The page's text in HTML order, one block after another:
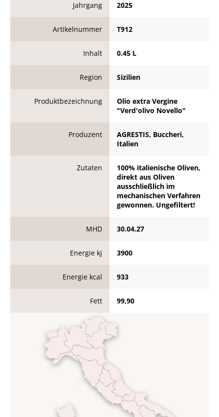
Jahrgang 2025
Artikelnummer T912
Inhalt 0.45 L
Region Sizilien
Produktbezeichnung
Olio extra Vergine
"Verd'olivo Novello"
Produzent
AGRESTIS, Buccheri,
Italien
Zutaten
100% italienische Oliven,
direkt aus Oliven
ausschließlich im
mechanischen Verfahren
gewonnen. Ungefiltert!
MHD 30.04.27
Energie kj 3900
Energie kcal 933
Fett 99,90